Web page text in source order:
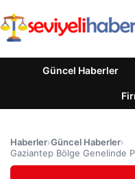
Güncel Haberler
Haberler›Güncel Haberler›
Gaziantep Bölge Genelinde